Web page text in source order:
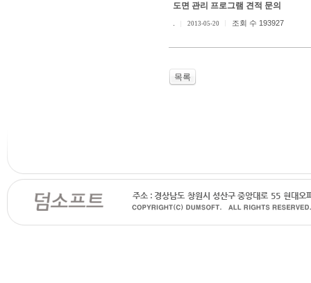
도면 관리 프로그램 견적 문의
2013-05-20 조회 수 193927
목록